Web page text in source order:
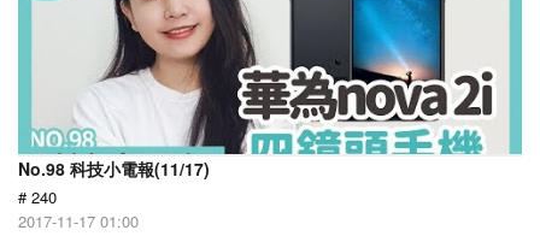
No.98 科技小電報(11/17)
# 240
2017-11-17 01:00